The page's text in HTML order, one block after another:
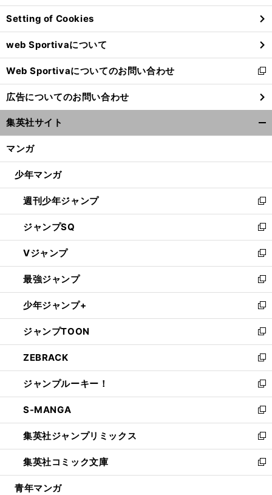
ン
ド
ウ
で
開
く
Setting of Cookies
web Sportivaについて
Web Sportivaについてのお問い合わせ
新
し
い
ウ
ィ
ン
ウ
開
く
広告についてのお問い合わせ
集英社サイト
マンガ
少年マンガ
週刊少年ジャンプ
新
し
い
ウ
ィ
ン
ド
ウ
で
開
く
ジャンプSQ
新
し
い
ウ
ィ
ン
ド
ウ
で
開
く
Vジャンプ
新
し
い
ウ
ィ
ン
ド
ウ
で
開
く
最強ジャンプ
新
し
い
ウ
ィ
ン
ド
ウ
で
開
く
少年ジャンプ+
新
し
い
ウ
ィ
ン
ド
ウ
で
開
く
ジャンプTOON
新
し
い
ウ
ィ
ン
ド
ウ
で
開
く
ZEBRACK
新
し
い
ウ
ィ
ン
ド
ウ
で
開
ジャンプルーキー！
新
し
い
ウ
ィ
ン
ド
ウ
S-MANGA
新
し
い
ウ
ィ
ン
集英社ジャンプリミックス
新
し
い
ウ
集英社コミック文庫
新
し
青年マンガ